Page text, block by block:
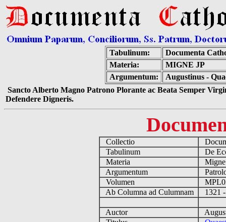
Tabulinum:
Documenta
Materia:
MIGNE JP
Argumentum:
Augustinus -
Sancto Alberto Magno Patrono Plorante ac Beata Semper
Defendere Digneris.
Collectio
Tabulinum
De
Materia
Argumentum
Volumen
Ab Columna ad Culumnam
1321
Auctor